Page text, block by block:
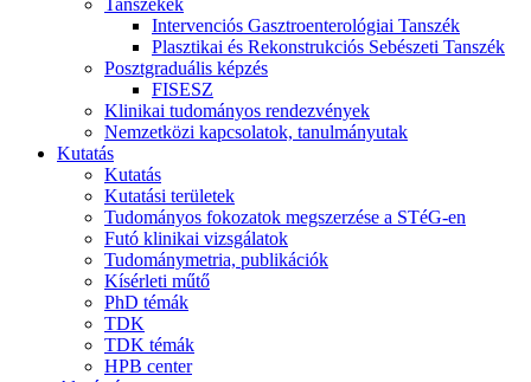
Intervenciós Gasztroenterológiai Tanszék
Plasztikai és Rekonstrukciós Sebészeti Tanszék
Posztgraduális képzés
FISESZ
Klinikai tudományos rendezvények
Nemzetközi kapcsolatok, tanulmányutak
Kutatás
Kutatás
Kutatási területek
Tudományos fokozatok megszerzése a STéG-en
Futó klinikai vizsgálatok
Tudománymetria, publikációk
Kísérleti műtő
PhD témák
TDK
TDK témák
HPB center